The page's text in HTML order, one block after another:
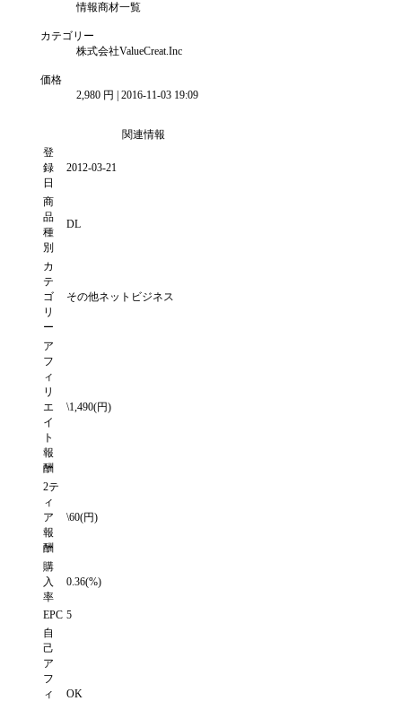
情報商材一覧
カテゴリー
株式会社ValueCreat.Inc
価格
2,980 円 | 2016-11-03 19:09
関連情報
登
録
日
2012-03-21
商
品
種
別
DL
カ
テ
ゴ
リ
ー
その他ネットビジネス
ア
フ
ィ
リ
エ
イ
ト
報
酬
\1,490(円)
2テ
ィ
ア
報
酬
\60(円)
購
入
率
0.36(%)
EPC 5
自
己
ア
フ
ィ
OK